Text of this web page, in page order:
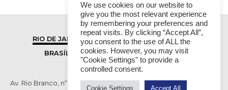
RIO DE JANEIRO
SÃO PAULO
BRASÍLIA
VITÓRIA
Av. Rio Branco, nº 01, 14º andar - Ed. RB1- Centro, Rio de Janeiro -
We use cookies on our website to
give you the most relevant experience
by remembering your preferences and
repeat visits. By clicking “Accept All”,
you consent to the use of ALL the
cookies. However, you may visit
"Cookie Settings" to provide a
controlled consent.
Cookie Settings Accept All